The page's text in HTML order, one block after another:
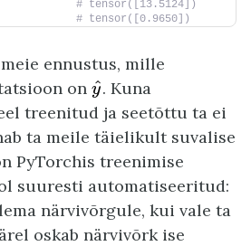
# tensor([13.5124])
# tensor([0.9650])
ennustus, mille
on ^
y
y ^
. Kuna
treenitud ja seetõttu ta ei
ta meile täielikult suvalise
PyTorchis treenimise
suuresti automatiseeritud:
närvivõrgule, kui vale ta
oskab närvivõrk ise